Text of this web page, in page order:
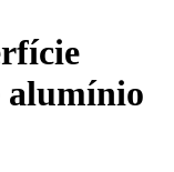
alumínio